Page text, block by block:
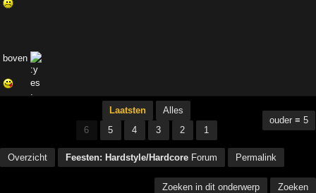
boven
Laatsten
Alles
6
5 4 3 2 1
ouder ≡ 5
Overzicht Feesten: Hardstyle/Hardcore Forum Permalink
Zoeken in dit onderwerp Zoeken